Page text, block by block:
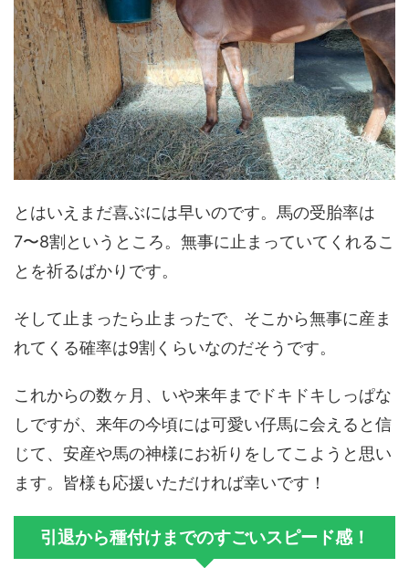
とはいえまだ喜ぶには早いのです。馬の受胎率は
7〜8割というところ。無事に止まっていてくれるこ
とを祈るばかりです。
そして止まったら止まったで、そこから無事に産ま
れてくる確率は9割くらいなのだそうです。
これからの数ヶ月、いや来年までドキドキしっぱな
しですが、来年の今頃には可愛い仔馬に会えると信
じて、安産や馬の神様にお祈りをしてこようと思い
ます。皆様も応援いただければ幸いです！
引退から種付けまでのすごいスピード感！